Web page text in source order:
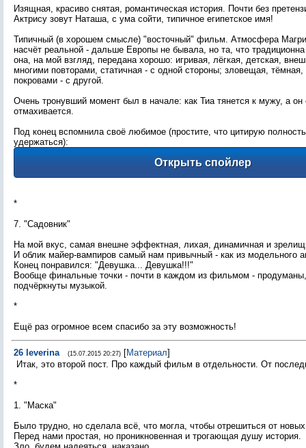
Изящная, красиво снятая, романтическая история. Почти без
Актрису зовут Наташа, с ума сойти, типичное египетское имя!
Типичный (в хорошем смысле) "восточный" фильм. Атмосфера
насчёт реальной - дальше Европы не бывала, но та, что
она, на мой взгляд, передана хорошо: игривая, лёгкая, детская,
многими повторами, статичная - с одной стороны; зловещая, тёмная,
покровами - с другой.
Очень тронувший момент был в начале: как Тиа тянется к мужу, а он
отмахивается.
Под конец вспомнила своё любимое (простите, что цитирую
удержаться):
*
7. "Садовник"
На мой вкус, самая внешне эффектная, лихая, динамичная и
И облик майер-вампиров самый нам привычный - как из модельного
Конец понравился: "Девушка... Девушка!!!"
Вообще финальные точки - почти в каждом из фильмом -
подчёркнуты музыкой.
*
Ещё раз огромное всем спасибо за эту возможность!
26 leverina (15.07.2015 20:27) [Материал]
Итак, это второй пост. Про каждый фильм в отдельности. От
*
1. "Маска"
Было трудно, но сделала всё, что могла, чтобы отрешиться от
Перед нами простая, но проникновенная и трогающая душу история.